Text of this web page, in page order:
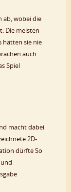
ab, wobei die
Die meisten
hätten sie nie
auch
Spiel
macht dabei
2D-
dürfte So